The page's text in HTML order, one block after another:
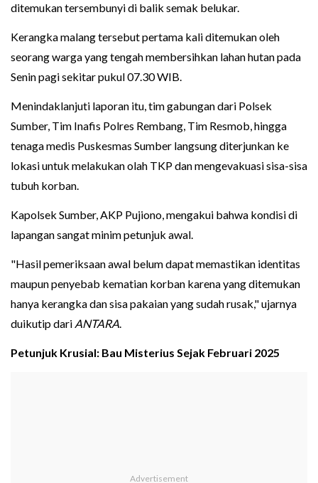
ditemukan tersembunyi di balik semak belukar.
Kerangka malang tersebut pertama kali ditemukan oleh
seorang warga yang tengah membersihkan lahan hutan pada
Senin pagi sekitar pukul 07.30 WIB.
Menindaklanjuti laporan itu, tim gabungan dari Polsek
Sumber, Tim Inafis Polres Rembang, Tim Resmob, hingga
tenaga medis Puskesmas Sumber langsung diterjunkan ke
lokasi untuk melakukan olah TKP dan mengevakuasi sisa-sisa
tubuh korban.
Kapolsek Sumber, AKP Pujiono, mengakui bahwa kondisi di
lapangan sangat minim petunjuk awal.
"Hasil pemeriksaan awal belum dapat memastikan identitas
maupun penyebab kematian korban karena yang ditemukan
hanya kerangka dan sisa pakaian yang sudah rusak," ujarnya
duikutip dari ANTARA.
Petunjuk Krusial: Bau Misterius Sejak Februari 2025